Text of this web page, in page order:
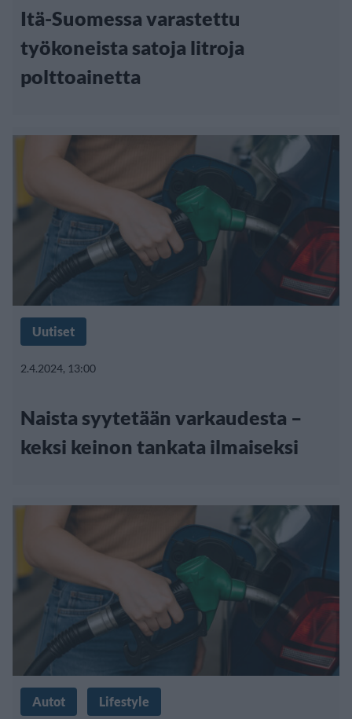
Itä-Suomessa varastettu
työkoneista satoja litroja
polttoainetta
Uutiset
2.4.2024, 13:00
Naista syytetään varkaudesta –
keksi keinon tankata ilmaiseksi
Autot Lifestyle